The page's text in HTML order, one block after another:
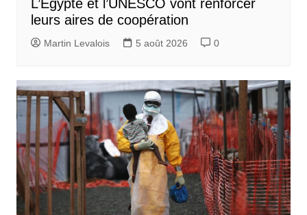
L’Egypte et l’UNESCO vont renforcer
leurs aires de coopération
Martin Levalois 5 août 2026 0